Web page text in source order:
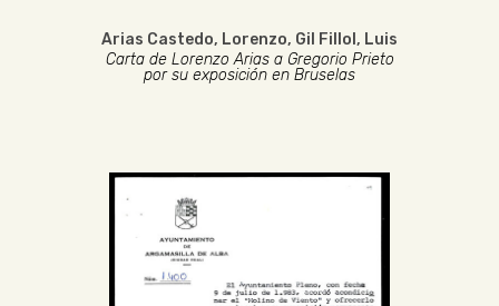
Arias Castedo, Lorenzo, Gil Fillol, Luis
Carta de Lorenzo Arias a Gregorio Prieto
por su exposición en Bruselas